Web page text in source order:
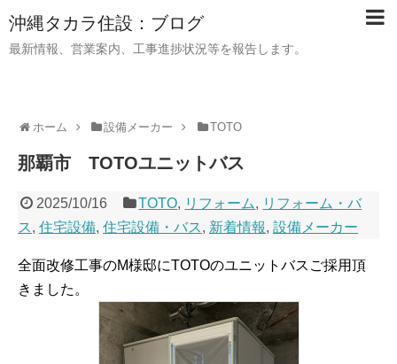
沖縄タカラ住設：ブログ
最新情報、営業案内、工事進捗状況等を報告します。
ホーム 設備メーカー TOTO
那覇市 TOTOユニットバス
2025/10/16 TOTO, リフォーム, リフォーム・バ
ス, 住宅設備, 住宅設備・バス, 新着情報, 設備メーカー
全面改修工事のM様邸にTOTOのユニットバスご採用頂
きました。